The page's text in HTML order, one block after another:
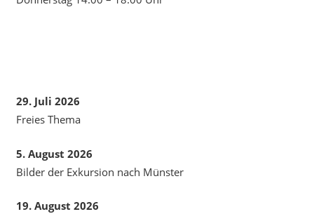
29. Juli 2026
Freies Thema
5. August 2026
Bilder der Exkursion nach Münster
19. August 2026